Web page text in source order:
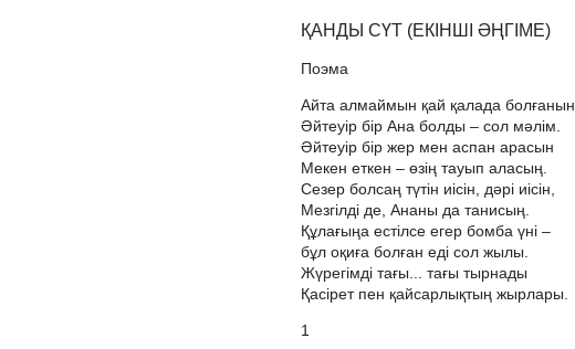
ҚАНДЫ СҮТ (ЕКІНШІ ӘҢГІМЕ)
Поэма
Айта алмаймын қай қалада болғанын,
Әйтеуір бір Ана болды – сол мәлім.
Әйтеуір бір жер мен аспан арасын
Мекен еткен – өзің тауып аласың.
Сезер болсаң түтін иісін, дәрі иісін,
Мезгілді де, Ананы да танисың.
Құлағыңа естілсе егер бомба үні –
бұл оқиға болған еді сол жылы.
Жүрегімді тағы... тағы тырнады
Қасірет пен қайсарлықтың жырлары.
1